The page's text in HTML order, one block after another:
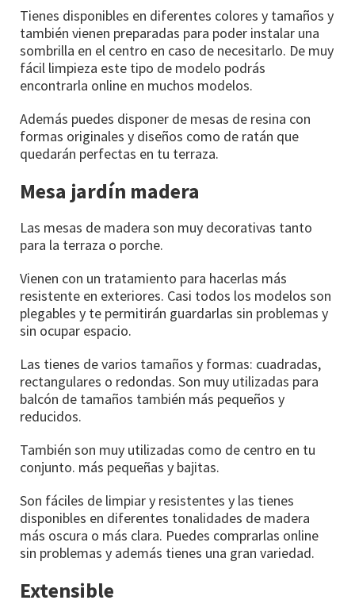
Tienes disponibles en diferentes colores y tamaños y
también vienen preparadas para poder instalar una
sombrilla en el centro en caso de necesitarlo. De muy
fácil limpieza este tipo de modelo podrás
encontrarla online en muchos modelos.
Además puedes disponer de mesas de resina con
formas originales y diseños como de ratán que
quedarán perfectas en tu terraza.
Mesa jardín madera
Las mesas de madera son muy decorativas tanto
para la terraza o porche.
Vienen con un tratamiento para hacerlas más
resistente en exteriores. Casi todos los modelos son
plegables y te permitirán guardarlas sin problemas y
sin ocupar espacio.
Las tienes de varios tamaños y formas: cuadradas,
rectangulares o redondas. Son muy utilizadas para
balcón de tamaños también más pequeños y
reducidos.
También son muy utilizadas como de centro en tu
conjunto. más pequeñas y bajitas.
Son fáciles de limpiar y resistentes y las tienes
disponibles en diferentes tonalidades de madera
más oscura o más clara. Puedes comprarlas online
sin problemas y además tienes una gran variedad.
Extensible